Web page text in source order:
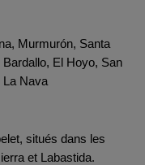
Murmurón, Santa
El Hoyo, San
La Nava
situés dans les
et Labastida.